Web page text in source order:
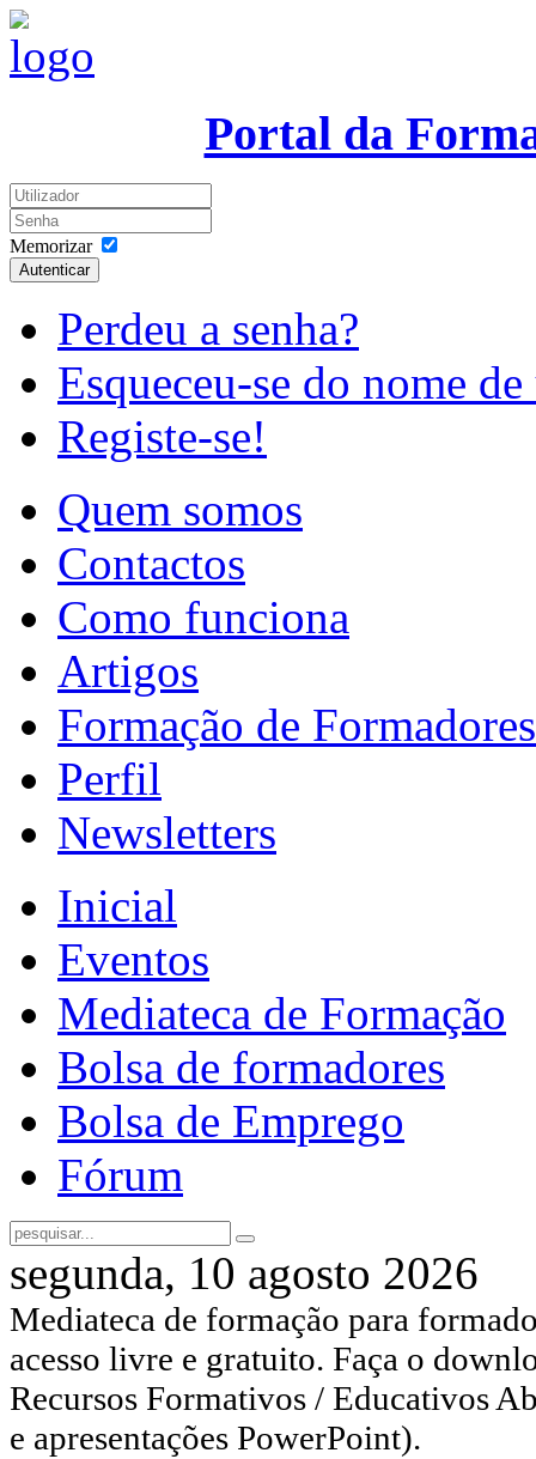
Portal da
Memorizar
Autenticar
Perdeu a senha?
Esqueceu-se do nome
Registe-se!
Quem somos
Contactos
Como funciona
Artigos
Formação de Formadores
Perfil
Newsletters
Inicial
Eventos
Mediateca de Formação
Bolsa de formadores
Bolsa de Emprego
Fórum
segunda, 10 agosto 2026
Mediateca de formação para
acesso livre e gratuito. Faça o
Recursos Formativos / Educativos
e apresentações PowerPoint).